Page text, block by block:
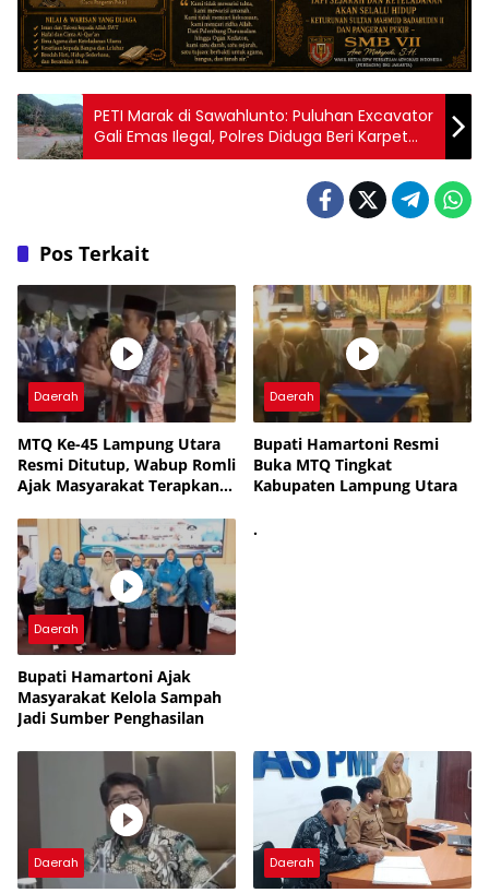
PETI Marak di Sawahlunto: Puluhan Excavator
Gali Emas Ilegal, Polres Diduga Beri Karpet
Merah Harga, Rp.75 Juta
Pos Terkait
Daerah
MTQ Ke-45 Lampung Utara
Resmi Ditutup, Wabup Romli
Ajak Masyarakat Terapkan
Daerah
Bupati Hamartoni Resmi
Buka MTQ Tingkat
Kabupaten Lampung Utara
Daerah
Bupati Hamartoni Ajak
Masyarakat Kelola Sampah
Jadi Sumber Penghasilan
.
Daerah Daerah